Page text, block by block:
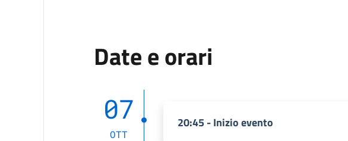
Date e orari
07
OTT
20:45 - Inizio evento